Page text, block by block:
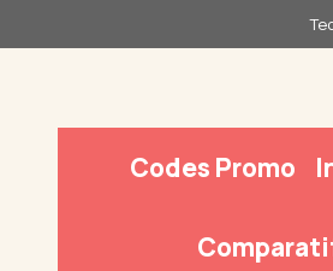
Codes Promo